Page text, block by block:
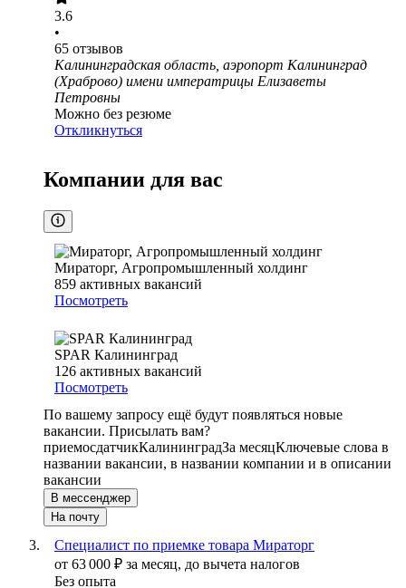
3.6
•
65 отзывов
Калининградская область, аэропорт Калининград
(Храброво) имени императрицы Елизаветы
Петровны
Можно без резюме
Откликнуться
Компании для вас
Мираторг, Агропромышленный холдинг
859 активных вакансий
Посмотреть
SPAR Калининград
126 активных вакансий
Посмотреть
По вашему запросу ещё будут появляться новые
вакансии. Присылать вам?
приемосдатчикКалининградЗа месяцКлючевые слова в
названии вакансии, в названии компании и в описании
вакансии
В мессенджер
На почту
Специалист по приемке товара Мираторг
от 63 000 ₽ за месяц, до вычета налогов
Без опыта